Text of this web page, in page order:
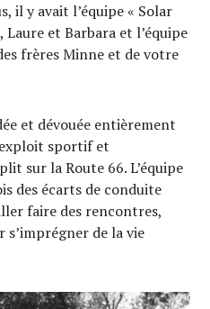
il y avait l’équipe « Solar
Laure et Barbara et l’équipe
frères Minne et de votre
et dévouée entièrement
sportif et
sur la Route 66. L’équipe
des écarts de conduite
faire des rencontres,
de la vie